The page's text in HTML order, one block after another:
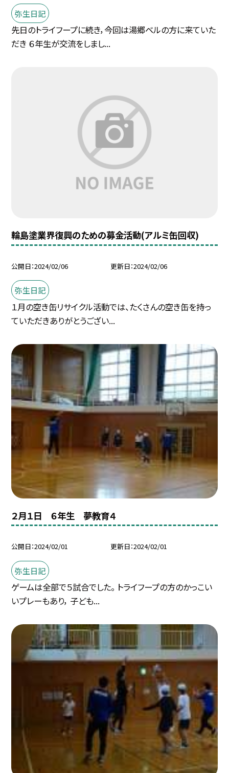
弥生日記
先日のトライフープに続き，今回は湯郷ベルの方に来ていた
だき ６年生が交流をしまし...
輪島塗業界復興のための募金活動(アルミ缶回収)
公開日 2024/02/06 更新日 2024/02/06
弥生日記
１月の空き缶リサイクル活動では、たくさんの空き缶を持っ
ていただきありがとうござい...
２月１日 ６年生 夢教育４
公開日 2024/02/01 更新日 2024/02/01
弥生日記
ゲームは全部で５試合でした。 トライフープの方のかっこい
いプレーもあり， 子ども...